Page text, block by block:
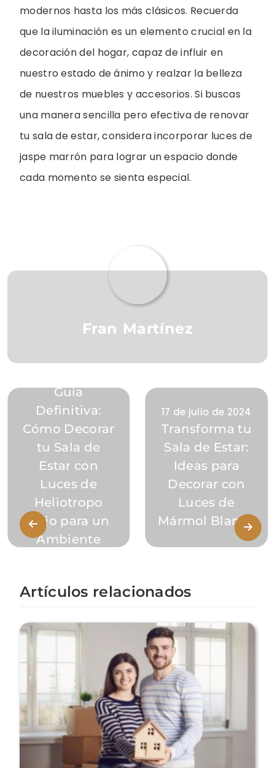
modernos hasta los más clásicos. Recuerda
que la iluminación es un elemento crucial en la
decoración del hogar, capaz de influir en
nuestro estado de ánimo y realzar la belleza
de nuestros muebles y accesorios. Si buscas
una manera sencilla pero efectiva de renovar
tu sala de estar, considera incorporar luces de
jaspe marrón para lograr un espacio donde
cada momento se sienta especial.
Fran Martínez
Guía
Definitiva:
Cómo Decorar
tu Sala de
Estar con
Luces de
Heliotropo
Rojo para un
Ambiente
17 de julio de 2024
Transforma tu
Sala de Estar:
Ideas para
Decorar con
Luces de
Mármol Blanco
Artículos relacionados